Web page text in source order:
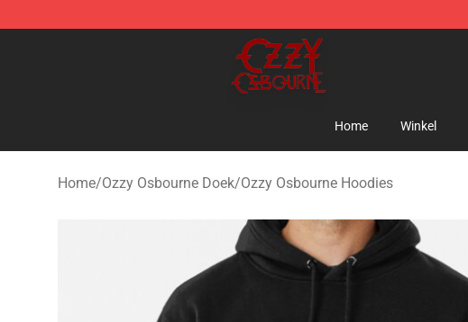
Ozzy Osbourne Store - Official Ozzy Osbourne Merchandise Shop
Home Winkel
Home/Ozzy Osbourne Doek/Ozzy Osbourne Hoodies